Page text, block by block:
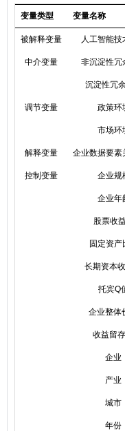
变量类型 变量名称
被解释变量 人工智能技
中介变量 非沉淀性冗
沉淀性冗
调节变量 政策环
市场环
解释变量 企业数据要素
控制变量 企业规
企业年
股票收
固定资产
长期资本
托宾Q
企业整体
收益留
企业
产业
城市
年份